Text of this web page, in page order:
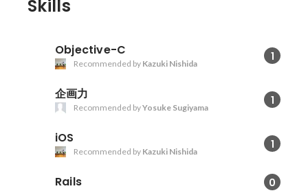
Skills
Objective-C 1
Recommended by Kazuki Nishida
企画力 1
Recommended byYosuke Sugiyama
iOS 1
Recommended by Kazuki Nishida
Rails 0